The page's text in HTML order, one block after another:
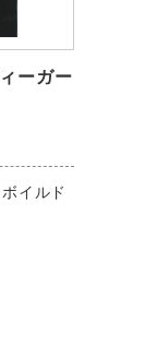
ーガー
イルド